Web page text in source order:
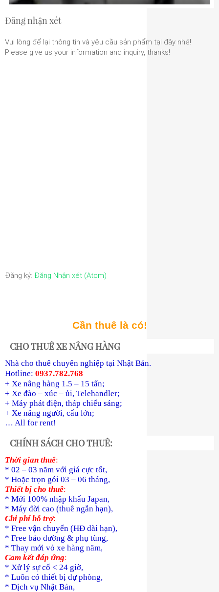
Đăng nhận xét
Vui lòng để lại thông tin và yêu cầu sản phẩm tại đây nhé!
Please give us your information and inquiry, thanks!
Đăng ký: Đăng Nhận xét (Atom)
Cần thuê là có!
CHO THUÊ XE NÂNG HÀNG
Nhà cho thuê chuyên nghiệp tại Nhật Bản.
Hotline: 0937.782.768
+ Xe nâng hàng 1.5 – 15 tấn;
+ Xe đào – xúc – ủi, Telehandler;
+ Máy phát điện, tháp chiếu sáng;
+ Xe nâng người, cẩu lớn;
… All for rent!
CHÍNH SÁCH CHO THUÊ:
Thời gian thuê:
* 02 – 03 năm với giá cực tốt,
* Hoặc trọn gói 03 – 06 tháng,
Thiết bị cho thuê:
* Mới 100% nhập khẩu Japan,
* Máy đời cao (thuê ngắn hạn),
Chi phí hỗ trợ:
* Free vận chuyển (HĐ dài hạn),
* Free bảo dưỡng & phụ tùng,
* Thay mới vỏ xe hàng năm,
Cam kết đáp ứng:
* Xử lý sự cố < 24 giờ,
* Luôn có thiết bị dự phòng,
* Dịch vụ Nhật Bản,